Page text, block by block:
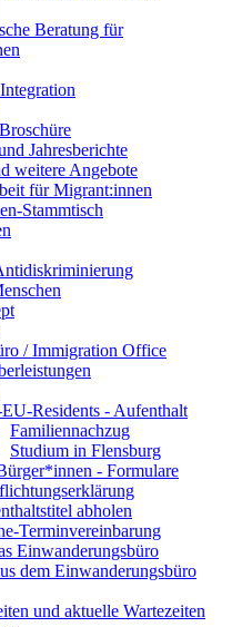
Beratung für
Jahresberichte
weitere Angebote
für Migrant:innen
Stammtisch
/ Immigration Office
Residents - Aufenthalt
Familiennachzug
Studium in Flensburg
- Formulare
abholen
Terminvereinbarung
Einwanderungsbüro
dem Einwanderungsbüro
und aktuelle Wartezeiten